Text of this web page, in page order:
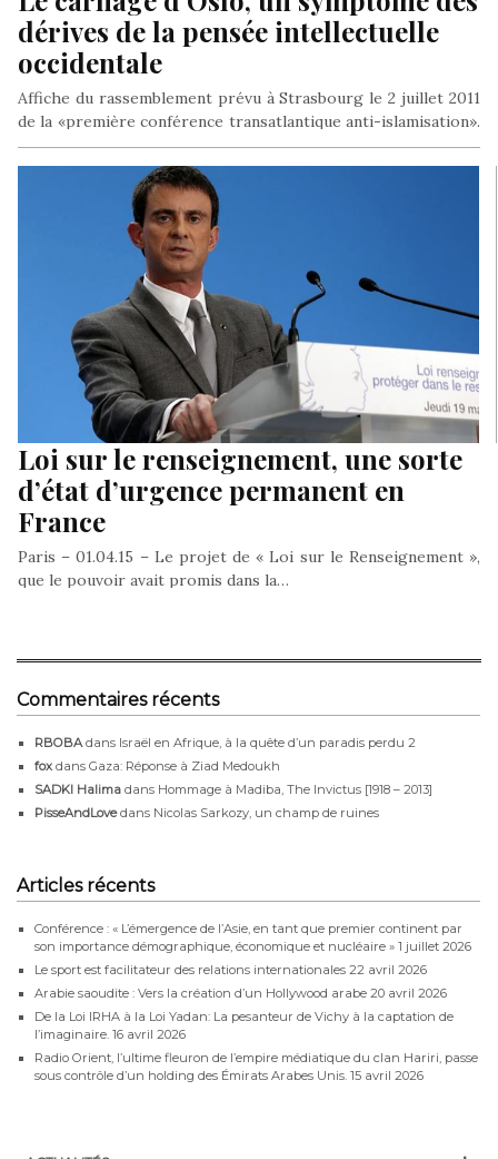
dérives de la pensée intellectuelle
occidentale
Affiche du rassemblement prévu à Strasbourg le 2 juillet 2011
de la «première conférence transatlantique anti-islamisation».
L’alliance entre l’extrême droit…
Loi sur le renseignement, une sorte
d’état d’urgence permanent en
France
Paris – 01.04.15 – Le projet de « Loi sur le Renseignement »,
que le pouvoir avait promis dans la…
Commentaires récents
RBOBA dans Israël en Afrique, à la quête d’un paradis perdu 2
fox dans Gaza: Réponse à Ziad Medoukh
SADKI Halima dans Hommage à Madiba, The Invictus [1918 – 2013]
PisseAndLovedans Nicolas Sarkozy, un champ de ruines
Articles récents
Conférence : « L’émergence de l’Asie, en tant que premier continent par
son importance démographique, économique et nucléaire » 1 juillet 2026
Le sport est facilitateur des relations internationales 22 avril 2026
Arabie saoudite : Vers la création d’un Hollywood arabe 20 avril 2026
De la Loi IRHA à la Loi Yadan: La pesanteur de Vichy à la captation de
l’imaginaire. 16 avril 2026
Radio Orient, l’ultime fleuron de l’empire médiatique du clan Hariri, passe
sous contrôle d’un holding des Émirats Arabes Unis. 15 avril 2026